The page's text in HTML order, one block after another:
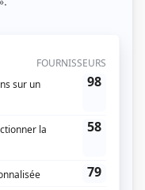
(M. Ouimet